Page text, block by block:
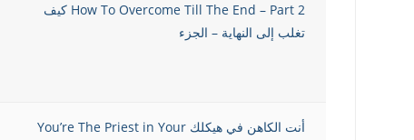
How To Overcome Till The End – Part 2 كيف
تغلب إلى النهاية – الجزء
أنت الكاهن في هيكلك You’re The Priest in Your